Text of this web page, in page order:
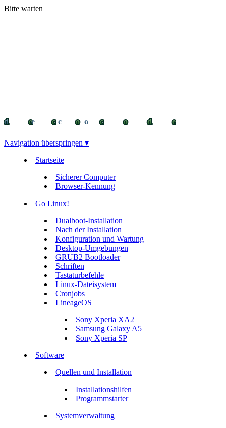
Bitte warten
decocode
decocode
deco
Navigation überspringen ▾
Startseite
Sicherer Computer
Browser-Kennung
Go Linux!
Dualboot-Installation
Nach der Installation
Konfiguration und Wartung
Desktop-Umgebungen
GRUB2 Bootloader
Schriften
Tastaturbefehle
Linux-Dateisystem
Cronjobs
LineageOS
Sony Xperia XA2
Samsung Galaxy A5
Sony Xperia SP
Software
Quellen und Installation
Installationshilfen
Programmstarter
Systemverwaltung